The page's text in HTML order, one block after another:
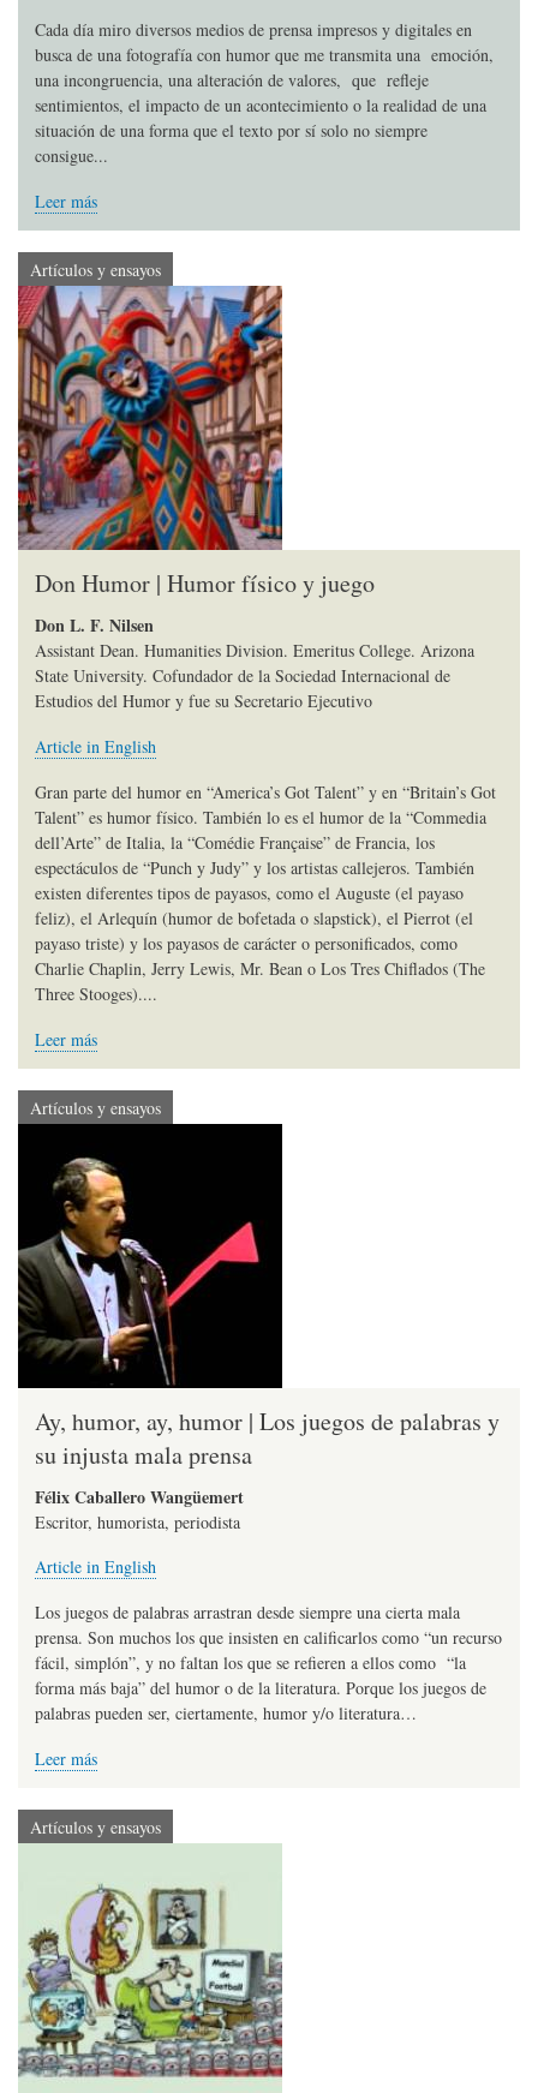
Cada día miro diversos medios de prensa impresos y digitales en
busca de una fotografía con humor que me transmita una emoción,
una incongruencia, una alteración de valores, que refleje
sentimientos, el impacto de un acontecimiento o la realidad de una
situación de una forma que el texto por sí solo no siempre
consigue...
Leer más
Artículos y ensayos
Don Humor | Humor físico y juego
Don L. F. Nilsen
Assistant Dean. Humanities Division. Emeritus College. Arizona
State University. Cofundador de la Sociedad Internacional de
Estudios del Humor y fue su Secretario Ejecutivo
Article in English
Gran parte del humor en “America’s Got Talent” y en “Britain’s Got
Talent” es humor físico. También lo es el humor de la “Commedia
dell’Arte” de Italia, la “Comédie Française” de Francia, los
espectáculos de “Punch y Judy” y los artistas callejeros. También
existen diferentes tipos de payasos, como el Auguste (el payaso
feliz), el Arlequín (humor de bofetada o slapstick), el Pierrot (el
payaso triste) y los payasos de carácter o personificados, como
Charlie Chaplin, Jerry Lewis, Mr. Bean o Los Tres Chiflados (The
Three Stooges)....
Leer más
Artículos y ensayos
Ay, humor, ay, humor | Los juegos de palabras y
su injusta mala prensa
Félix Caballero Wangüemert
Escritor, humorista, periodista
Article in English
Los juegos de palabras arrastran desde siempre una cierta mala
prensa. Son muchos los que insisten en calificarlos como “un recurso
fácil, simplón”, y no faltan los que se refieren a ellos como “la
forma más baja” del humor o de la literatura. Porque los juegos de
palabras pueden ser, ciertamente, humor y/o literatura…
Leer más
Artículos y ensayos